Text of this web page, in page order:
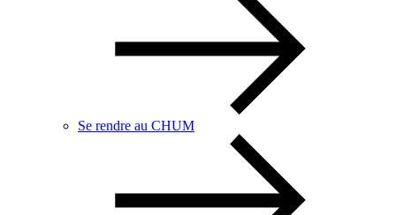
Se rendre au CHUM